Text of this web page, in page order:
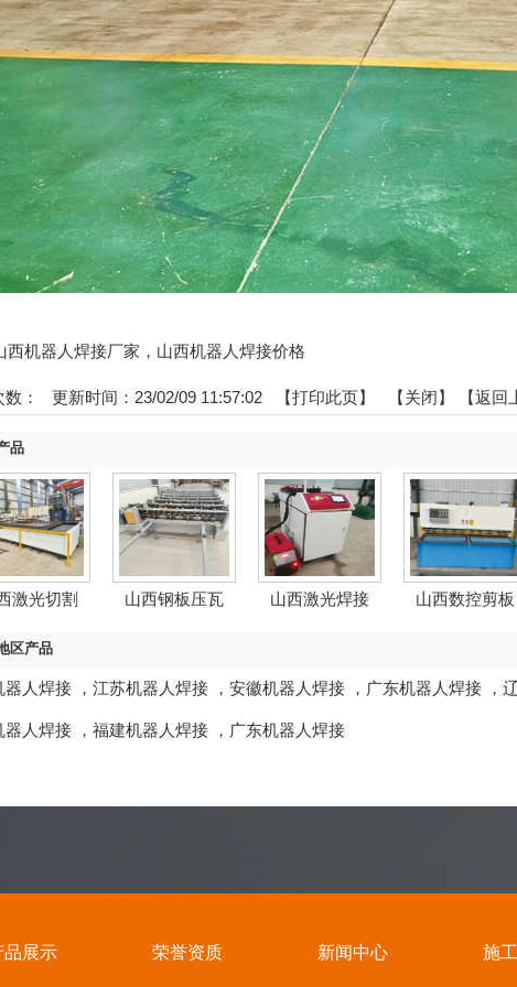
西机器人焊接厂家，山西机器人焊接价格
： 更新时间：23/02/09 11:57:02 【打印此页】 【关闭】 【返
品
激光切割 山西钢板压瓦 山西激光焊接 山西数控剪板
区产品
器人焊接 ， 江苏机器人焊接 ， 安徽机器人焊接 ， 广东机器人焊接 ，
器人焊接 ， 福建机器人焊接 ， 广东机器人焊接
品展示 荣誉资质 新闻中心 施